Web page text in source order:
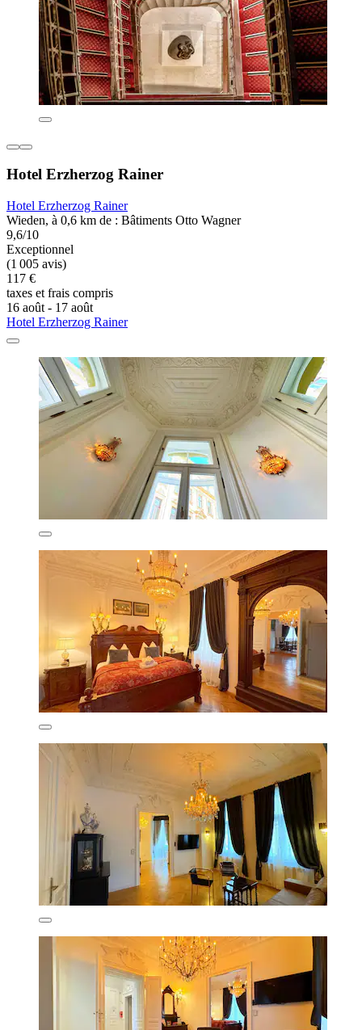
Hotel Erzherzog Rainer
Hotel Erzherzog Rainer
Wieden, à 0,6 km de : Bâtiments Otto Wagner
9,6/10
Exceptionnel
(1 005 avis)
117 €
taxes et frais compris
16 août - 17 août
Hotel Erzherzog Rainer